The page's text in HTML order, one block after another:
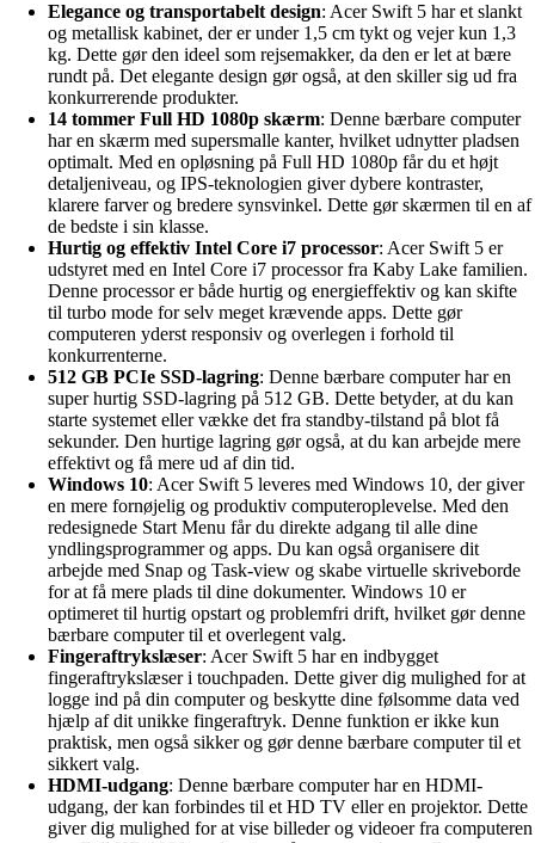
Elegance og transportabelt design: Acer Swift 5 har et slankt
og metallisk kabinet, der er under 1,5 cm tykt og vejer kun 1,3
kg. Dette gør den ideel som rejsemakker, da den er let at bære
rundt på. Det elegante design gør også, at den skiller sig ud fra
konkurrerende produkter.
14 tommer Full HD 1080p skærm: Denne bærbare computer
har en skærm med supersmalle kanter, hvilket udnytter pladsen
optimalt. Med en opløsning på Full HD 1080p får du et højt
detaljeniveau, og IPS-teknologien giver dybere kontraster,
klarere farver og bredere synsvinkel. Dette gør skærmen til en af
de bedste i sin klasse.
Hurtig og effektiv Intel Core i7 processor: Acer Swift 5 er
udstyret med en Intel Core i7 processor fra Kaby Lake familien.
Denne processor er både hurtig og energieffektiv og kan skifte
til turbo mode for selv meget krævende apps. Dette gør
computeren yderst responsiv og overlegen i forhold til
konkurrenterne.
512 GB PCIe SSD-lagring: Denne bærbare computer har en
super hurtig SSD-lagring på 512 GB. Dette betyder, at du kan
starte systemet eller vække det fra standby-tilstand på blot få
sekunder. Den hurtige lagring gør også, at du kan arbejde mere
effektivt og få mere ud af din tid.
Windows 10: Acer Swift 5 leveres med Windows 10, der giver
en mere fornøjelig og produktiv computeroplevelse. Med den
redesignede Start Menu får du direkte adgang til alle dine
yndlingsprogrammer og apps. Du kan også organisere dit
arbejde med Snap og Task-view og skabe virtuelle skriveborde
for at få mere plads til dine dokumenter. Windows 10 er
optimeret til hurtig opstart og problemfri drift, hvilket gør denne
bærbare computer til et overlegent valg.
Fingeraftrykslæser: Acer Swift 5 har en indbygget
fingeraftrykslæser i touchpaden. Dette giver dig mulighed for at
logge ind på din computer og beskytte dine følsomme data ved
hjælp af dit unikke fingeraftryk. Denne funktion er ikke kun
praktisk, men også sikker og gør denne bærbare computer til et
sikkert valg.
HDMI-udgang: Denne bærbare computer har en HDMI-
udgang, der kan forbindes til et HD TV eller en projektor. Dette
giver dig mulighed for at vise billeder og videoer fra computeren